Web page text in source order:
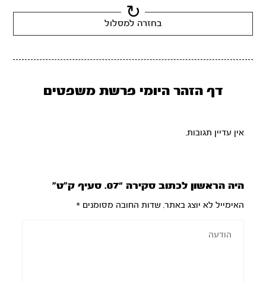
בחזרה למסלול
דף הזהר היומי פרשת משפטים
אין עדיין תגובות.
היה הראשון לכתוב סקירה “07. סעיף ק”ט”
האימייל לא יוצג באתר. שדות החובה מסומנים*